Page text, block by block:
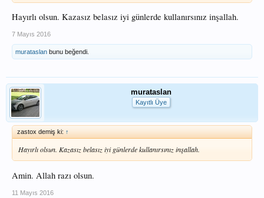
Hayırlı olsun. Kazasız belasız iyi günlerde kullanırsınız inşallah.
7 Mayıs 2016
murataslan bunu beğendi.
murataslan
Kayıtlı Üye
zastox demiş ki: ↑
Hayırlı olsun. Kazasız belasız iyi günlerde kullanırsınız inşallah.
Amin. Allah razı olsun.
11 Mayıs 2016